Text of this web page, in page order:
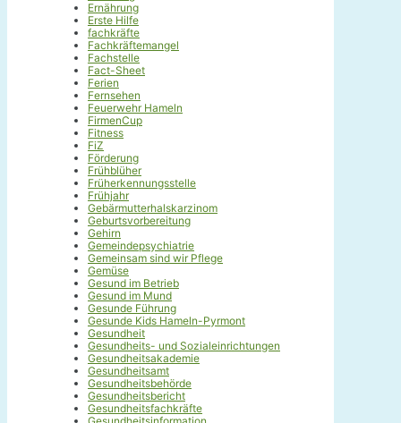
Ernährung
Erste Hilfe
fachkräfte
Fachkräftemangel
Fachstelle
Fact-Sheet
Ferien
Fernsehen
Feuerwehr Hameln
FirmenCup
Fitness
FiZ
Förderung
Frühblüher
Früherkennungsstelle
Frühjahr
Gebärmutterhalskarzinom
Geburtsvorbereitung
Gehirn
Gemeindepsychiatrie
Gemeinsam sind wir Pflege
Gemüse
Gesund im Betrieb
Gesund im Mund
Gesunde Führung
Gesunde Kids Hameln-Pyrmont
Gesundheit
Gesundheits- und Sozialeinrichtungen
Gesundheitsakademie
Gesundheitsamt
Gesundheitsbehörde
Gesundheitsbericht
Gesundheitsfachkräfte